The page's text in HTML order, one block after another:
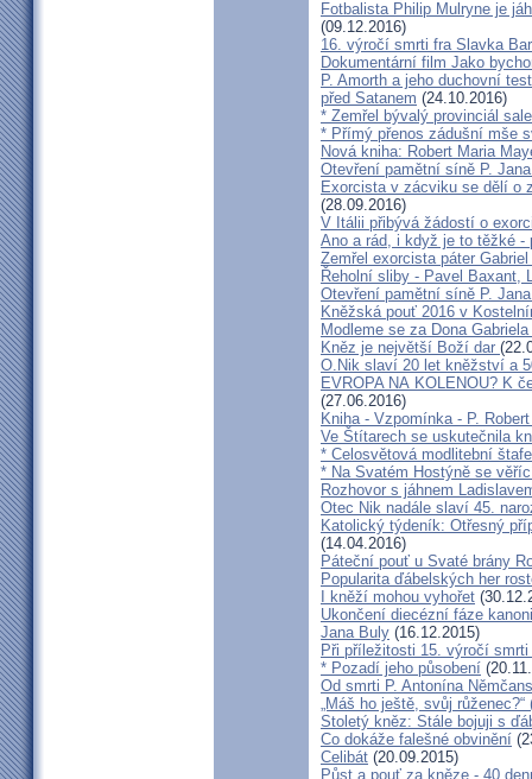
Fotbalista Philip Mulryne je
(09.12.2016)
16. výročí smrti fra Slavka
Dokumentární film Jako
P. Amorth a jeho duchovní
před Satanem (24.10.2016)
* Zemřel bývalý provinciál
* Přímý přenos zádušní mše
Nová kniha: Robert Maria
Otevření pamětní síně P.
Exorcista v zácviku se dělí o
(28.09.2016)
V Itálii přibývá žádostí o
Ano a rád, i když je to těžké -
Zemřel exorcista páter Gabriel
Řeholní sliby - Pavel Baxant,
Otevření pamětní síně P.
Kněžská pouť 2016 v
Modleme se za Dona
Kněz je největší Boží dar
O.Nik slaví 20 let kněžství a
EVROPA NA KOLENOU? K
(27.06.2016)
Kniha - Vzpomínka - P.
Ve Štítarech se uskutečnila
* Celosvětová modlitební
* Na Svatém Hostýně se
Rozhovor s jáhnem
Otec Nik nadále slaví 45.
Katolický týdeník: Otřesný
(14.04.2016)
Páteční pouť u Svaté brány
Popularita ďábelských her
I kněží mohou vyhořet
Ukončení diecézní fáze
Jana Buly (16.12.2015)
Při příležitosti 15. výročí
* Pozadí jeho působení
Od smrti P. Antonína
„Máš ho ještě, svůj
Stoletý kněz: Stále bojuji s
Co dokáže falešné obvinění
Celibát (20.09.2015)
Půst a pouť za kněze - 40